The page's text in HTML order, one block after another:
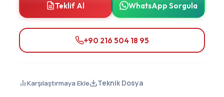
Teklif Al WhatsApp Sorgula
+90 216 504 18 95
Karşılaştırmaya Ekle Teknik Dosya